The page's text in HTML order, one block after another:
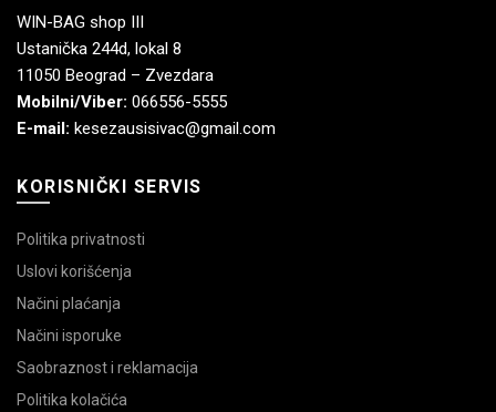
WIN-BAG shop III
Ustanička 244d, lokal 8
11050 Beograd – Zvezdara
Mobilni/Viber: 066556-5555
E-mail: kesezausisivac@gmail.com
KORISNIČKI SERVIS
Politika privatnosti
Uslovi korišćenja
Načini plaćanja
Načini isporuke
Saobraznost i reklamacija
Politika kolačića